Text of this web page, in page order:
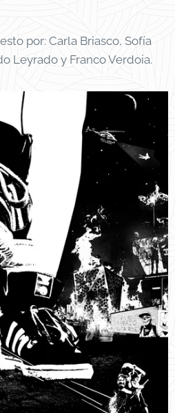
por: Carla Briasco, Sofía
Leyrado y Franco Verdoia.